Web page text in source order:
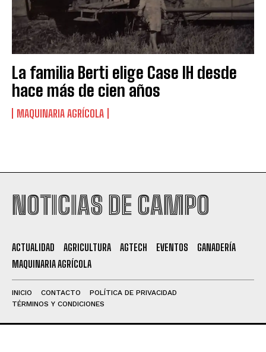
La familia Berti elige Case IH desde
hace más de cien años
MAQUINARIA AGRÍCOLA
NOTICIAS DE CAMPO
ACTUALIDAD AGRICULTURA AGTECH EVENTOS
GANADERÍA
MAQUINARIA AGRÍCOLA
INICIO CONTACTO
POLÍTICA DE PRIVACIDAD
TÉRMINOS Y CONDICIONES